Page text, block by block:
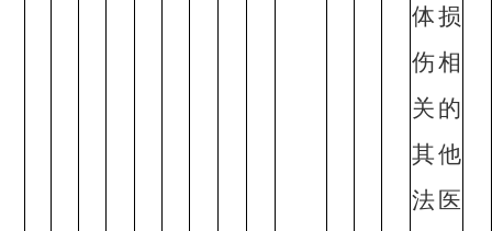
体损
伤相
关的
其他
法医